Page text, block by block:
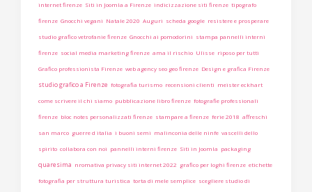
internet firenze Siti in Joomla a Firenze indicizzazione siti firenze tipografo
firenze Gnocchi vegani Natale 2020 Auguri scheda google resistere e prosperare
studio grafico vetrofanie firenze Gnocchi ai pomodorini stampa pannelli interni
firenze social media marketing firenze ama il rischio Ulisse riposo per tutti
Grafico professionista Firenze web agency seo geo firenze Design e grafica Firenze
studio grafico a Firenze fotografia turismo recensioni clienti meister eckhart
come scrivere il chi siamo pubblicazione libro firenze fotografie professionali
firenze bloc notes personalizzati firenze stampare a firenze ferie 2018 affreschi
san marco guerre d italia i buoni semi malinconia delle ninfe vascelli dello
spirito collabora con noi pannelli interni firenze Siti in Joomla packaging
quaresima nromativa privacy siti internet 2022 grafico per loghi firenze etichette
fotografia per struttura turistica torta di mele semplice scegliere studio di